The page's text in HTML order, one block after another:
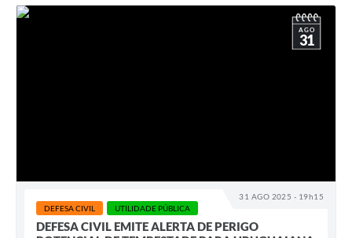
31 AGO 2025 - 19h15
AGO
31
DEFESA CIVIL UTILIDADE PÚBLICA
DEFESA CIVIL EMITE ALERTA DE PERIGO